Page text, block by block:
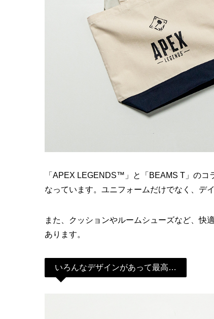
「APEX LEGENDS™」と「BEAMS T」のコ
なっています。ユニフォームだけでなく、デ
また、クッションやルームシューズなど、
あります。
いろんなデザインがあって最高…